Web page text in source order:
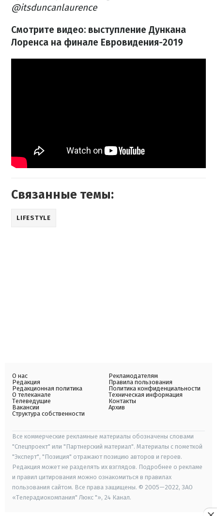
@itsduncanlaurence
Смотрите видео: выступление Дункана
Лоренса на финале Евровидения-2019​
Связанные темы:
LIFESTYLE
О нас
Редакция
Редакционная политика
О телеканале
Телеведущие
Вакансии
Структура собственности
Рекламодателям
Правила пользования
Политика конфиденциальности
Техническая информация
Контакты
Архив
Все коммерческие рекламные материалы обозначены словами
"Спецпроект" или "Партнерский материал". Материалы с пометкой
"Эксперт", "Позиция" отражают позицию авторов и героев.
Редакция может не разделять их взглядов. Подробнее о рекламе
и правил цитирования можно ознакомиться в правилах
пользования сайтом. Все права защищены. © 2005—2022, ЗАО
«Телерадиокомпания" Люкс "», 24 Канал.